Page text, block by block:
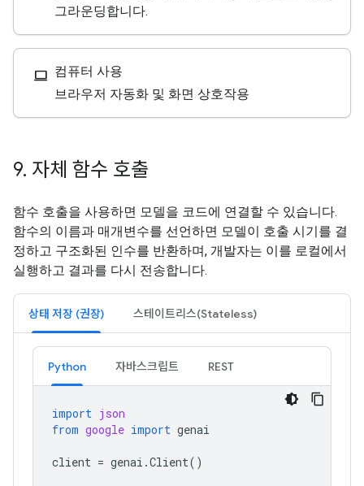
그라운딩합니다.
computer 컴퓨터 사용
브라우저 자동화 및 화면 상호작용
9. 자체 함수 호출
함수 호출을 사용하면 모델을 코드에 연결할 수 있습니다.
함수의 이름과 매개변수를 선언하면 모델이 호출 시기를 결
정하고 구조화된 인수를 반환하며, 개발자는 이를 로컬에서
실행하고 결과를 다시 전송합니다.
상태 저장 (권장) 스테이트리스(Stateless)
Python 자바스크립트 REST
import json
from google import genai
client = genai .Client()